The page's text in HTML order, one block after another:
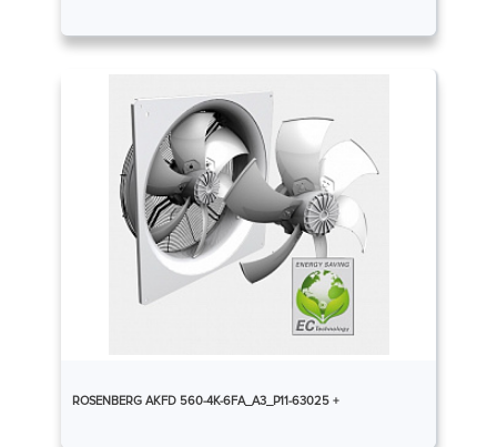
ROSENBERG AKFD 560-4K-6FA_A3_P11-63025 +